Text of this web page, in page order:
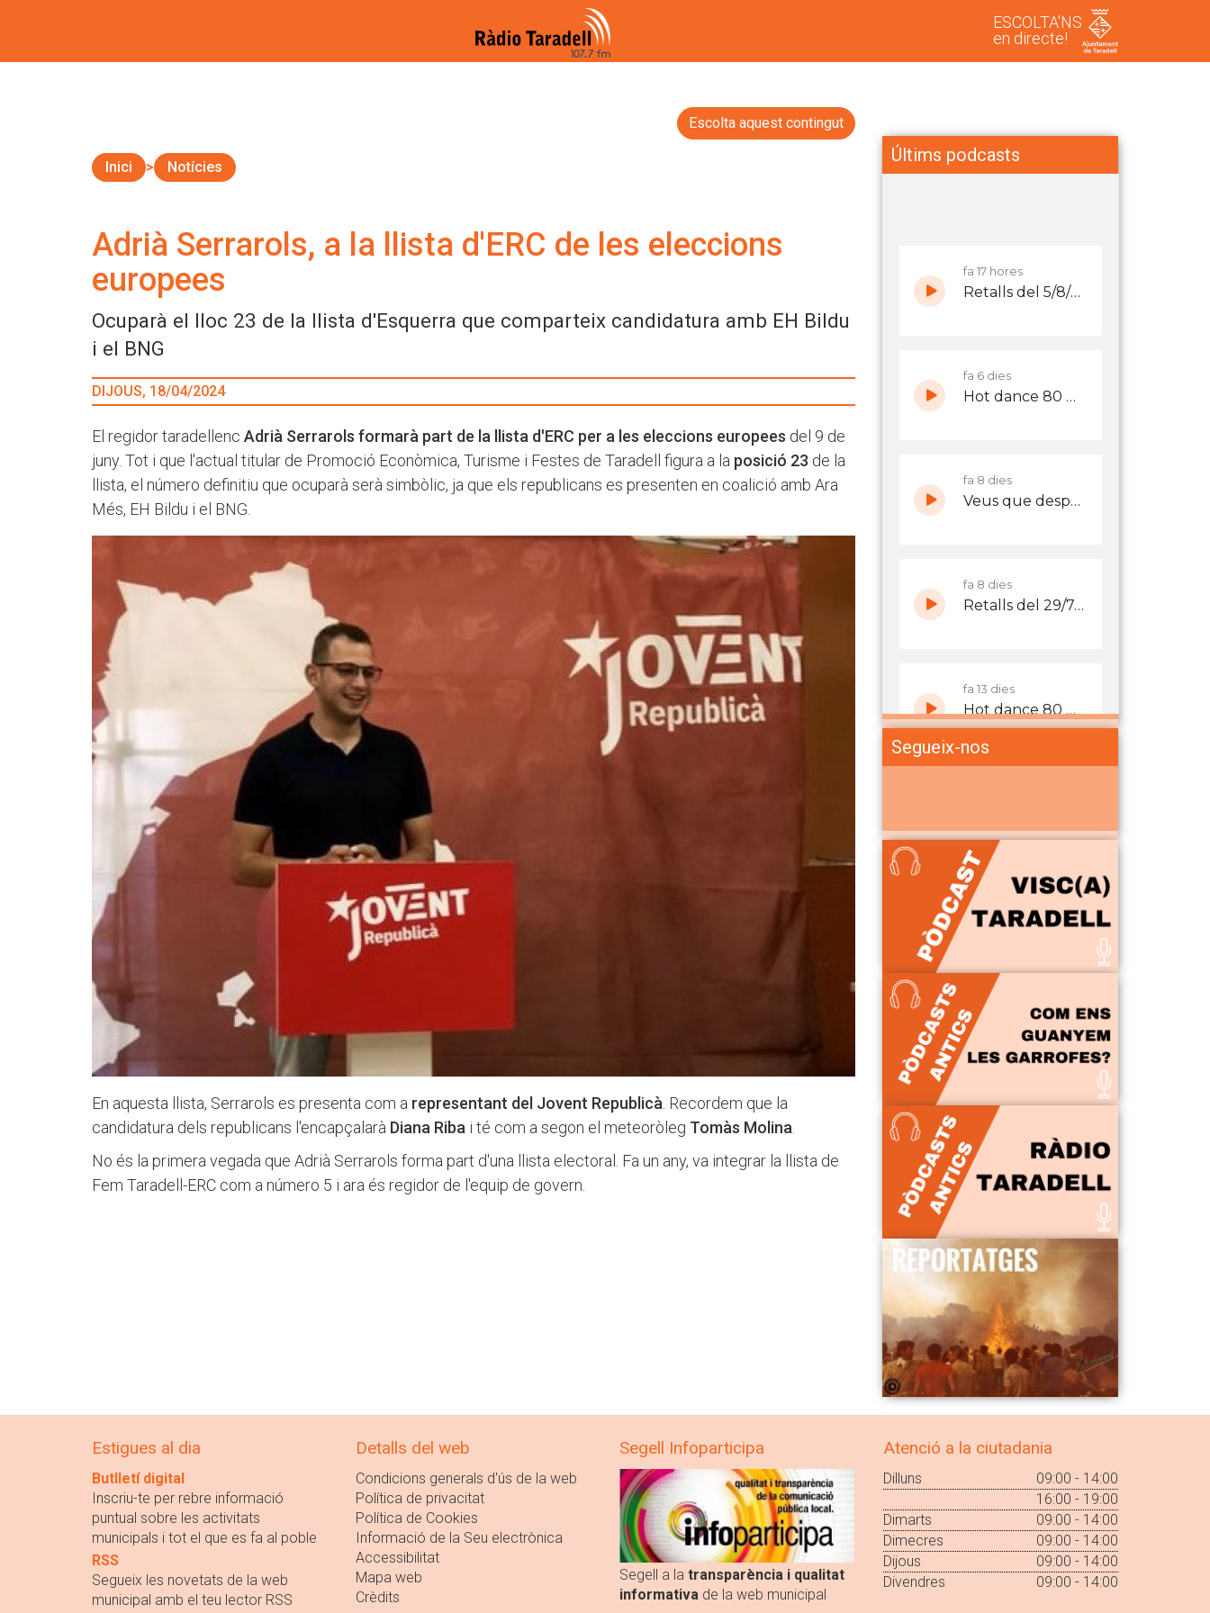
ESCOLTA'NS
en directe!
Escolta aquest contingut
Inici Notícies
Adrià Serrarols, a la llista d'ERC de les eleccions
europees
Ocuparà el lloc 23 de la llista d'Esquerra que comparteix candidatura amb EH Bildu
i el BNG
DIJOUS, 18/04/2024
El regidor taradellenc Adrià Serrarols formarà part de la llista d'ERC per a les eleccions europees del 9 de
juny. Tot i que l'actual titular de Promoció Econòmica, Turisme i Festes de Taradell figura a la posició 23 de la
llista, el número definitiu que ocuparà serà simbòlic, ja que els republicans es presenten en coalició amb Ara
Més, EH Bildu i el BNG.
En aquesta llista, Serrarols es presenta com a representant del Jovent Republicà . Recordem que la
candidatura dels republicans l'encapçalarà Diana Riba i té com a segon el meteoròleg Tomàs Molina
No és la primera vegada que Adrià Serrarols forma part d'una llista electoral. Fa un any, va integrar la llista de
Fem Taradell-ERC com a número 5 i ara és regidor de l'equip de govern.
Últims podcasts
Segueix-nos
Estigues al dia
Butlletí digital
Inscriu-te per rebre informació
puntual sobre les activitats
municipals i tot el que es fa al poble
RSS
Segueix les novetats de la web
municipal amb el teu lector RSS
Detalls del web
Condicions generals d'ús de la web
Política de privacitat
Política de Cookies
Informació de la Seu electrònica
Accessibilitat
Mapa web
Crèdits
Segell Infoparticipa
Segell a la transparència i qualitat
informativa de la web municipal
Atenció a la ciutadania
Dilluns
09:00 - 14:00
16:00 - 19:00
Dimarts
09:00 - 14:00
Dimecres
09:00 - 14:00
Dijous
09:00 - 14:00
Divendres
09:00 - 14:00